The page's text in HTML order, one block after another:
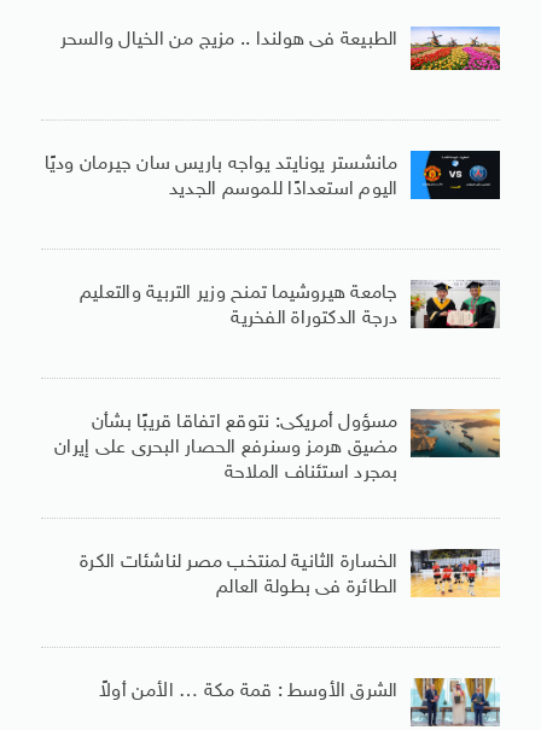
الطبيعة فى هولندا .. مزيج من الخيال والسحر
مانشستر يونايتد يواجه باريس سان جيرمان وديًا
اليوم استعدادًا للموسم الجديد
جامعة هيروشيما تمنح وزير التربية والتعليم
درجة الدكتوراة الفخرية
مسؤول أمريكى: نتوقع اتفاقا قريبًا بشأن
مضيق هرمز وسنرفع الحصار البحرى على إيران
بمجرد استئناف الملاحة
الخسارة الثانية لمنتخب مصر لناشئات الكرة
الطائرة فى بطولة العالم
الشرق الأوسط : قمة مكة … الأمن أولاً